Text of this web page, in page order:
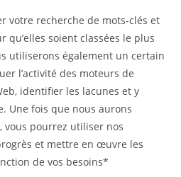
votre recherche de mots-clés et
qu’elles soient classées le plus
utiliserons également un certain
l’activité des moteurs de
identifier les lacunes et y
Une fois que nous aurons
pourrez utiliser nos
et mettre en œuvre les
de vos besoins*